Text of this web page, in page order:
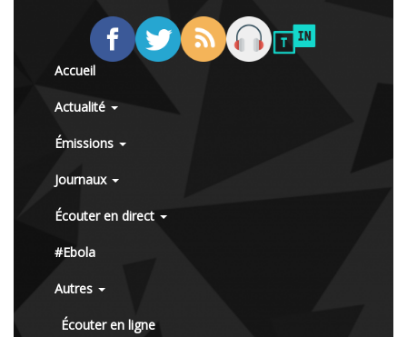
Accueil
Actualité
Émissions
Journaux
Écouter en direct
#Ebola
Autres
Écouter en ligne